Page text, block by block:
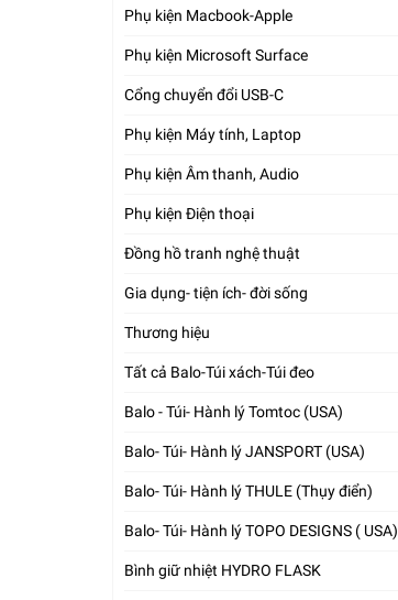
Phụ kiện Macbook-Apple
Phụ kiện Microsoft Surface
Cổng chuyển đổi USB-C
Phụ kiện Máy tính, Laptop
Phụ kiện Âm thanh, Audio
Phụ kiện Điện thoại
Đồng hồ tranh nghệ thuật
Gia dụng- tiện ích- đời sống
Thương hiệu
Tất cả Balo-Túi xách-Túi đeo
Balo - Túi- Hành lý Tomtoc (USA)
Balo- Túi- Hành lý JANSPORT (USA)
Balo- Túi- Hành lý THULE (Thụy điển)
Balo- Túi- Hành lý TOPO DESIGNS ( USA)
Bình giữ nhiệt HYDRO FLASK